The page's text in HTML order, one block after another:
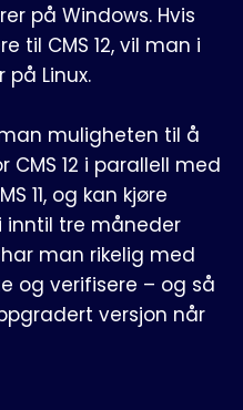
på Windows. Hvis
til CMS 12, vil man i
på Linux.
muligheten til å
12 i parallell med
11, og kan kjøre
inntil tre måneder
man rikelig med
og verifisere – og så
versjon når